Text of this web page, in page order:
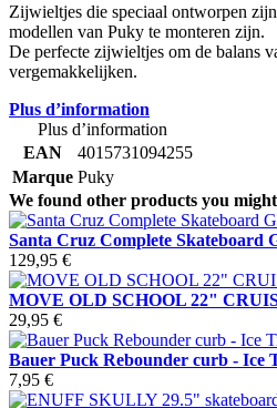
Zijwieltjes die speciaal ontworpen
modellen van Puky te monteren zijn.
De perfecte zijwieltjes om de balans
vergemakkelijken.
Plus d’information
Plus d’information
EAN
4015731094255
Marque Puky
We found other products you
Santa Cruz Complete Skateboard
129,95 €
MOVE OLD SCHOOL 22"
29,95 €
Bauer Puck Rebounder curb - Ice
7,95 €